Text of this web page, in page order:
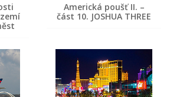
Americká poušť II. –
část 10. JOSHUA THREE